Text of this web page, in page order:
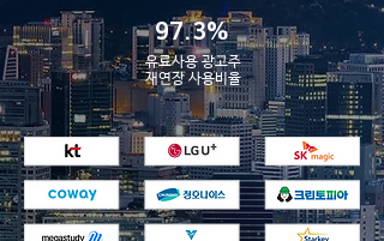
97.3%
유료사용 광고주
​재연장 사용비율